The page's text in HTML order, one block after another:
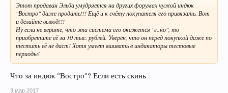
Этот продаван Эльба умудряется на других форумах чужой индюк
"Востро" даже продать!!! Ещё и к счёту покупателя его привязать. Вот
и делайте вывод!!!
Ну если не верите, что эта система его окажется "г..но", то
приобретите её за 10 тыс. рублей. Уверен, что он перед покупкой даже по
тестить её не даст! Хотя умеет вшивать в индикаторы тестовые
периоды!
Что за индюк "Востро"? Если есть скинь
3 мар 2017